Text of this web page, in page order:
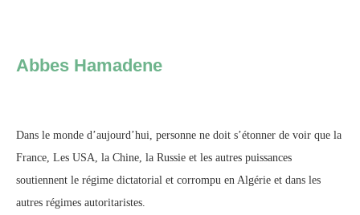
Abbes Hamadene
Dans le monde d’aujourd’hui, personne ne doit s’étonner de voir que la
France, Les USA, la Chine, la Russie et les autres puissances
soutiennent le régime dictatorial et corrompu en Algérie et dans les
autres régimes autoritaristes.